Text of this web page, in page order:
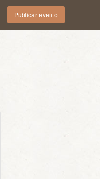
Publicar evento